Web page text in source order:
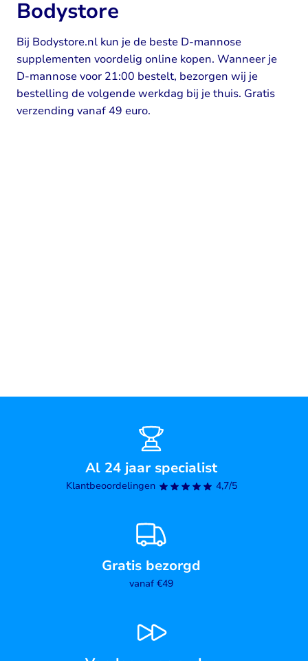
Bodystore
Bij Bodystore.nl kun je de beste D-mannose
supplementen voordelig online kopen. Wanneer je
D-mannose voor 21:00 bestelt, bezorgen wij je
bestelling de volgende werkdag bij je thuis. Gratis
verzending vanaf 49 euro.
Al 24 jaar specialist
Klantbeoordelingen 4,7/5
Gratis bezorgd
vanaf €49